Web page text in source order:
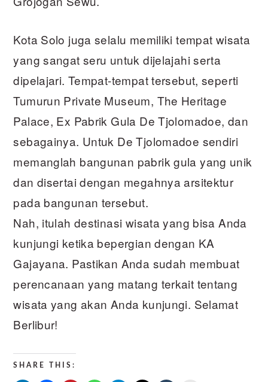
Kota Solo juga selalu memiliki tempat wisata
yang sangat seru untuk dijelajahi serta
dipelajari. Tempat-tempat tersebut, seperti
Tumurun Private Museum, The Heritage
Palace, Ex Pabrik Gula De Tjolomadoe, dan
sebagainya. Untuk De Tjolomadoe sendiri
memanglah bangunan pabrik gula yang unik
dan disertai dengan megahnya arsitektur
pada bangunan tersebut.
Nah, itulah destinasi wisata yang bisa Anda
kunjungi ketika bepergian dengan KA
Gajayana. Pastikan Anda sudah membuat
perencanaan yang matang terkait tentang
wisata yang akan Anda kunjungi. Selamat
Berlibur!
SHARE THIS: